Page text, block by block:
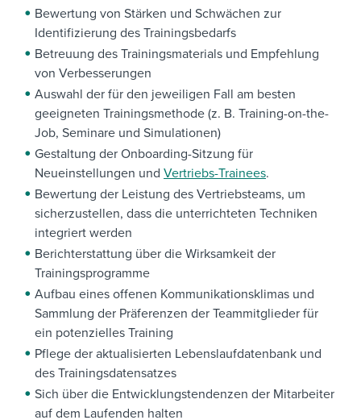
Bewertung von Stärken und Schwächen zur
Identifizierung des Trainingsbedarfs
Betreuung des Trainingsmaterials und Empfehlung
von Verbesserungen
Auswahl der für den jeweiligen Fall am besten
geeigneten Trainingsmethode (z. B. Training-on-the-
Job, Seminare und Simulationen)
Gestaltung der Onboarding-Sitzung für
Neueinstellungen und Vertriebs-Trainees.
Bewertung der Leistung des Vertriebsteams, um
sicherzustellen, dass die unterrichteten Techniken
integriert werden
Berichterstattung über die Wirksamkeit der
Trainingsprogramme
Aufbau eines offenen Kommunikationsklimas und
Sammlung der Präferenzen der Teammitglieder für
ein potenzielles Training
Pflege der aktualisierten Lebenslaufdatenbank und
des Trainingsdatensatzes
Sich über die Entwicklungstendenzen der Mitarbeiter
auf dem Laufenden halten